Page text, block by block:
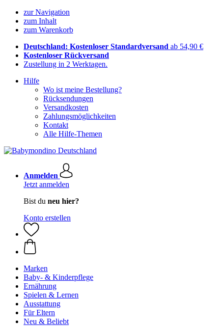
zur Navigation
zum Inhalt
zum Warenkorb
Deutschland: Kostenloser Standardversand ab 54,90 €
Kostenloser Rückversand
Zustellung in 2 Werktagen.
Hilfe
Wo ist meine Bestellung?
Rücksendungen
Versandkosten
Zahlungsmöglichkeiten
Kontakt
Alle Hilfe-Themen
Anmelden
Jetzt anmelden
Bist du neu hier?
Konto erstellen
Marken
Baby- & Kinderpflege
Ernährung
Spielen & Lernen
Ausstattung
Für Eltern
Neu & Beliebt